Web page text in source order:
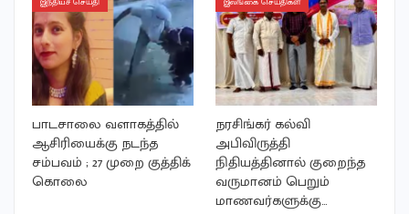
பாடசாலை வளாகத்தில்
ஆசிரியைக்கு நடந்த
சம்பவம் ; 27 முறை குத்திக்
கொலை
நரசிங்கர் கல்வி
அபிவிருத்தி
நிதியத்தினால் குறைந்த
வருமானம் பெறும்
மாணவர்களுக்கு…